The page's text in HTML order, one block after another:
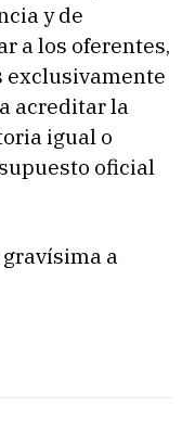
y de
a los oferentes,
exclusivamente
acreditar la
igual o
oficial
a